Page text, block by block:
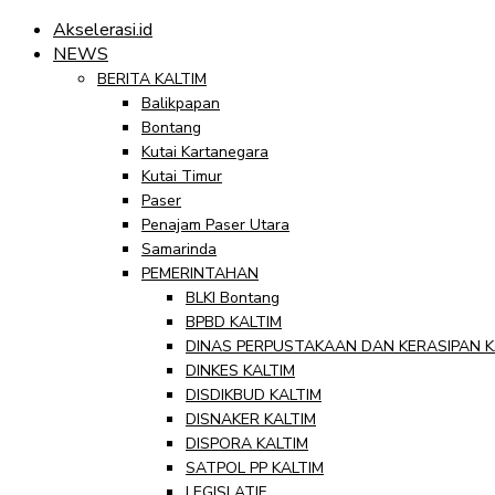
Akselerasi.id
NEWS
BERITA KALTIM
Balikpapan
Bontang
Kutai Kartanegara
Kutai Timur
Paser
Penajam Paser Utara
Samarinda
PEMERINTAHAN
BLKI Bontang
BPBD KALTIM
DINAS PERPUSTAKAAN DAN KERASIPAN
DINKES KALTIM
DISDIKBUD KALTIM
DISNAKER KALTIM
DISPORA KALTIM
SATPOL PP KALTIM